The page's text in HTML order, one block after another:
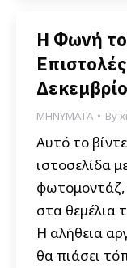
Η Φωνή
ΜΗΝΥΜΑΤΑ By
Αυτό το
ιστοσελίδα
φωτομοντάζ,
στα θεμέλια
Η αλήθεια
θα πιάσει